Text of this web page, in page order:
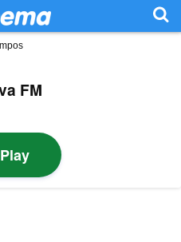
FM
Play